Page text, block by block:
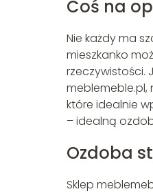
Coś na
Nie każdy ma
mieszkanko
rzeczywistości.
meblemeble.pl,
które idealnie
– idealną
Ozdoba
Sklep